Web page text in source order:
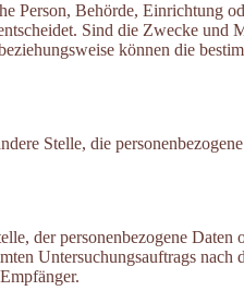
Behörde, Einrichtung
Sind die Zwecke und
können die
Stelle, die
der personenbezogene
Untersuchungsauftrags nach